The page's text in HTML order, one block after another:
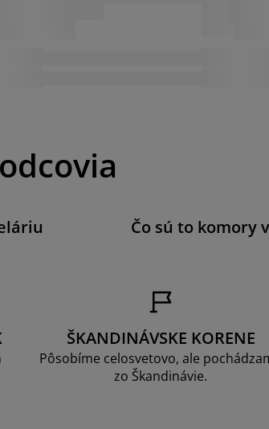
Čo sú to komory
ŠKANDINÁVSKE KORENE
Pôsobíme celosvetovo, ale
zo Škandinávie.